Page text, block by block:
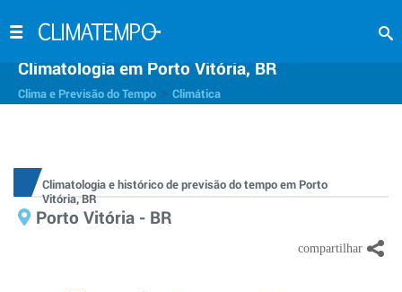
Climatologia em Porto Vitória, BR
Clima e Previsão do Tempo Climática
Climatologia e histórico de previsão do tempo em Porto
Vitória, BR
Porto Vitória - BR